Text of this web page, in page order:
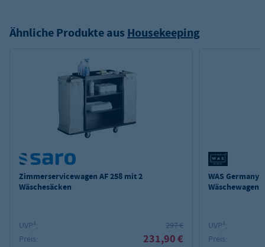
Ähnliche Produkte aus Housekeeping
Zimmerservicewagen AF 258 mit 2
Wäschesäcken
UVP²:
297 €
Preis:
231,90 €
WAS Germany
Wäschewagen
UVP²:
Preis: